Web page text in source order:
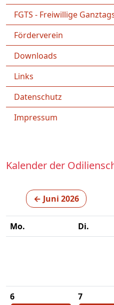
FGTS - Freiwillige
Förderverein
Downloads
Links
Datenschutz
Impressum
Kalender der
← Juni 2026
Mo. Di.
6
7